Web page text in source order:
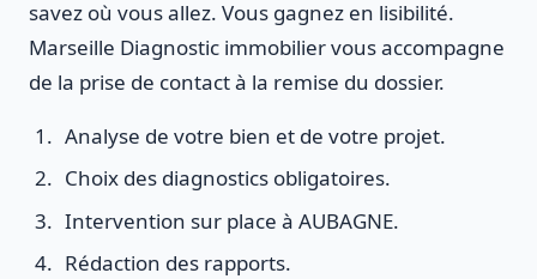
savez où vous allez. Vous gagnez en lisibilité.
Marseille Diagnostic immobilier vous accompagne
de la prise de contact à la remise du dossier.
Analyse de votre bien et de votre projet.
Choix des diagnostics obligatoires.
Intervention sur place à AUBAGNE.
Rédaction des rapports.